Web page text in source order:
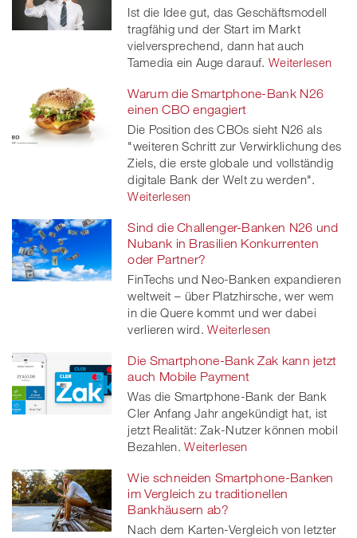
Ist die Idee gut, das Geschäftsmodell
tragfähig und der Start im Markt
vielversprechend, dann hat auch
Tamedia ein Auge darauf. Weiterlesen
Warum die Smartphone-Bank N26
einen CBO engagiert
Die Position des CBOs sieht N26 als
"weiteren Schritt zur Verwirklichung des
Ziels, die erste globale und vollständig
digitale Bank der Welt zu werden".
Weiterlesen
Sind die Challenger-Banken N26 und
Nubank in Brasilien Konkurrenten
oder Partner?
FinTechs und Neo-Banken expandieren
weltweit – über Platzhirsche, wer wem
in die Quere kommt und wer dabei
verlieren wird. Weiterlesen
Die Smartphone-Bank Zak kann jetzt
auch Mobile Payment
Was die Smartphone-Bank der Bank
Cler Anfang Jahr angekündigt hat, ist
jetzt Realität: Zak-Nutzer können mobil
Bezahlen. Weiterlesen
Wie schneiden Smartphone-Banken
im Vergleich zu traditionellen
Bankhäusern ab?
Nach dem Karten-Vergleich von letzter